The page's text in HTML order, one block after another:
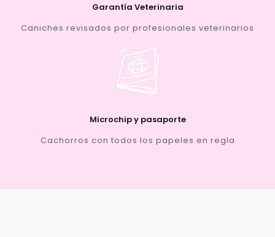
Garantía Veterinaria
Caniches revisados por profesionales veterinarios
Microchip y pasaporte
Cachorros con todos los papeles en regla